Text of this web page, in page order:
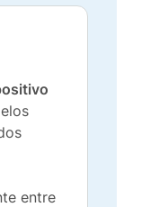
entre